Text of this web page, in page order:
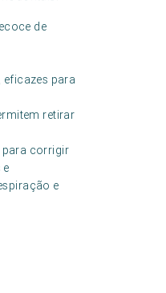
de
para
retirar
para corrigir
e